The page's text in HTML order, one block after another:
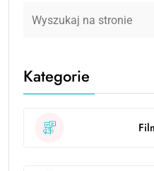
Kategorie